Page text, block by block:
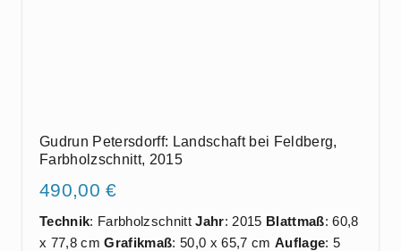
Gudrun Petersdorff: Landschaft bei Feldberg,
Farbholzschnitt, 2015
490,00€
Technik: FarbholzschnittJahr: 2015 Blattmaß: 60,8
x 77,8 cmGrafikmaß: 50,0 x 65,7 cmAuflage: 5